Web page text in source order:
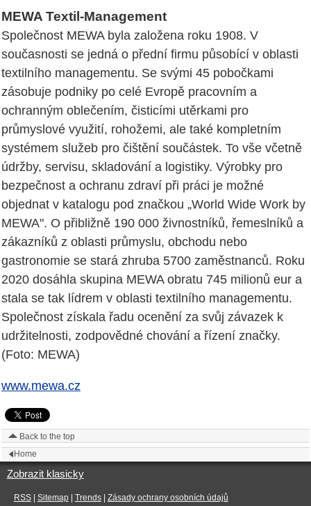
MEWA Textil-Management
Společnost MEWA byla založena roku 1908. V
současnosti se jedná o přední firmu působící v oblasti
textilního managementu. Se svými 45 pobočkami
zásobuje podniky po celé Evropě pracovním a
ochranným oblečením, čisticími utěrkami pro
průmyslové využití, rohožemi, ale také kompletním
systémem služeb pro čištění součástek. To vše včetně
údržby, servisu, skladování a logistiky. Výrobky pro
bezpečnost a ochranu zdraví při práci je možné
objednat v katalogu pod značkou „World Wide Work by
MEWA". O přibližně 190 000 živnostníků, řemeslníků a
zákazníků z oblasti průmyslu, obchodu nebo
gastronomie se stará zhruba 5700 zaměstnanců. Roku
2020 dosáhla skupina MEWA obratu 745 milionů eur a
stala se tak lídrem v oblasti textilního managementu.
Společnost získala řadu ocenění za svůj závazek k
udržitelnosti, zodpovědné chování a řízení značky.
(Foto: MEWA)
www.mewa.cz
Back to the top
Home
Zobrazit klasicky
RSS| Sitemap| Trends| Zásady ochrany osobních údajů